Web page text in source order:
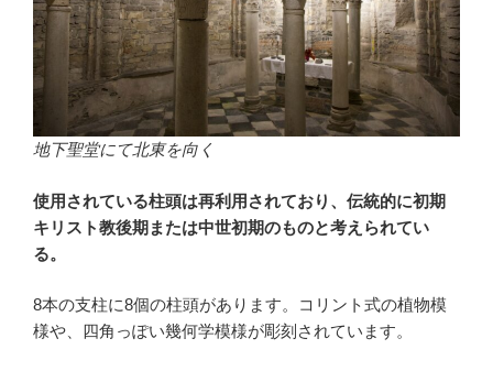
地下聖堂にて北東を向く
使用されている柱頭は再利用されており、伝統的に初期
キリスト教後期または中世初期のものと考えられてい
る。
8本の支柱に8個の柱頭があります。コリント式の植物模
様や、四角っぽい幾何学模様が彫刻されています。